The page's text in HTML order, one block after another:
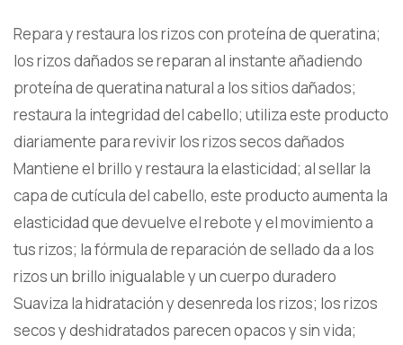
Repara y restaura los rizos con proteína de queratina;
los rizos dañados se reparan al instante añadiendo
proteína de queratina natural a los sitios dañados;
restaura la integridad del cabello; utiliza este producto
diariamente para revivir los rizos secos dañados
Mantiene el brillo y restaura la elasticidad; al sellar la
capa de cutícula del cabello, este producto aumenta la
elasticidad que devuelve el rebote y el movimiento a
tus rizos; la fórmula de reparación de sellado da a los
rizos un brillo inigualable y un cuerpo duradero
Suaviza la hidratación y desenreda los rizos; los rizos
secos y deshidratados parecen opacos y sin vida;